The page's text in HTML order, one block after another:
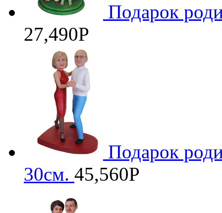
Подарок
27,490Р
Подарок
30см. 45,560Р